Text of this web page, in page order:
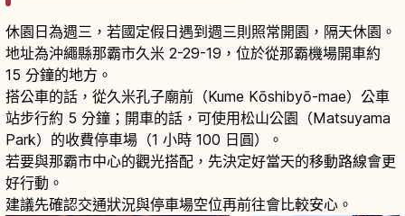
休園日為週三，若國定假日遇到週三則照常開園，隔天休園。
地址為沖繩縣那霸市久米 2-29-19，位於從那霸機場開車約
15 分鐘的地方。
搭公車的話，從久米孔子廟前（Kume Kōshibyō-mae）公車
站步行約 5 分鐘；開車的話，可使用松山公園（Matsuyama
Park）的收費停車場（1 小時 100 日圓）。
若要與那霸市中心的觀光搭配，先決定好當天的移動路線會更
好行動。
建議先確認交通狀況與停車場空位再前往會比較安心。